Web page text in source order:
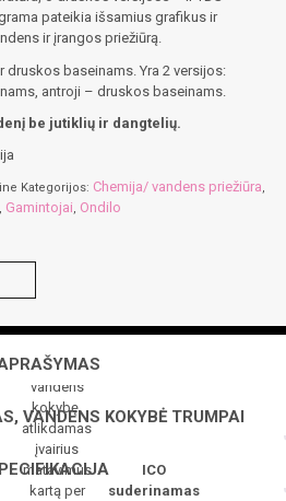
pateikia išsamius grafikus ir
ir įrangos priežiūrą.
druskos baseinams. Yra 2 versijos:
antroji – druskos baseinams.
be jutiklių ir dangtelių.
Kategorijos: Chemija/ vandens priežiūra,
, Gamintojai, Ondilo
VANDENS KOKYBĖ TRUMPAI
SPA baseino
vandens
kokybę,
atlikdamas
įvairius
matavimus
kartą per
ICO
suderinamas